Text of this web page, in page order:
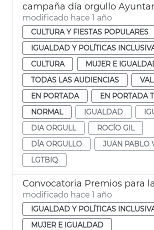
modificado hace 1 año
CULTURA Y FIESTAS POPULARES
IGUALDAD Y POLÍTICAS
CULTURA
MUJER E
TODAS LAS AUDIENCIAS
EN PORTADA
EN PORTADA
NORMAL
IGUALDAD
DIA ORGULL
ROCÍO GIL
DÍA ORGULLO
JUAN PABLO
LGTBIQ
modificado hace 1 año
IGUALDAD Y POLÍTICAS
MUJER E IGUALDAD